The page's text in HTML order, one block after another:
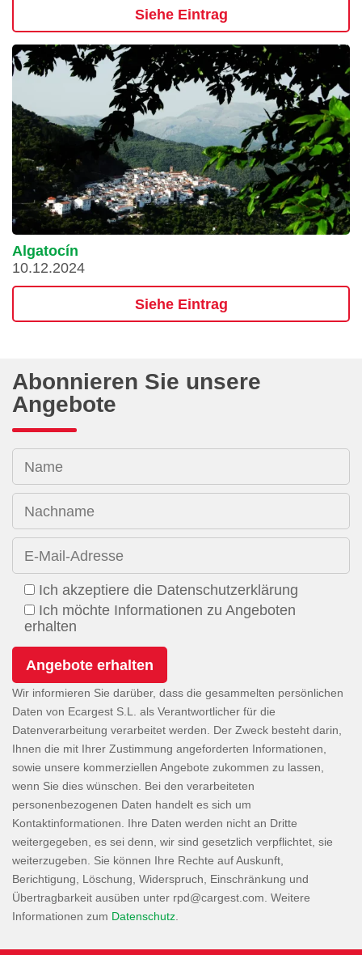
Siehe Eintrag
Algatocín
10.12.2024
Siehe Eintrag
Abonnieren Sie unsere
Angebote
Name
Nachname
E-Mail-Adresse
Ich akzeptiere die Datenschutzerklärung
Ich möchte Informationen zu Angeboten
erhalten
Wir informieren Sie darüber, dass die gesammelten persönlichen
Daten von Ecargest S.L. als Verantwortlicher für die
Datenverarbeitung verarbeitet werden. Der Zweck besteht darin,
Ihnen die mit Ihrer Zustimmung angeforderten Informationen,
sowie unsere kommerziellen Angebote zukommen zu lassen,
wenn Sie dies wünschen. Bei den verarbeiteten
personenbezogenen Daten handelt es sich um
Kontaktinformationen. Ihre Daten werden nicht an Dritte
weitergegeben, es sei denn, wir sind gesetzlich verpflichtet, sie
weiterzugeben. Sie können Ihre Rechte auf Auskunft,
Berichtigung, Löschung, Widerspruch, Einschränkung und
Übertragbarkeit ausüben unter
. Weitere
Informationen zum Datenschutz.